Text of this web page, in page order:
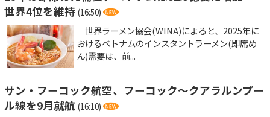
世界4位を維持 (16:50)
世界ラーメン協会(WINA)によると、2025年に
おけるベトナムのインスタントラーメン(即席め
ん)需要は、前...
サン・フーコック航空、フーコック～クアラルンプー
ル線を9月就航 (16:10)